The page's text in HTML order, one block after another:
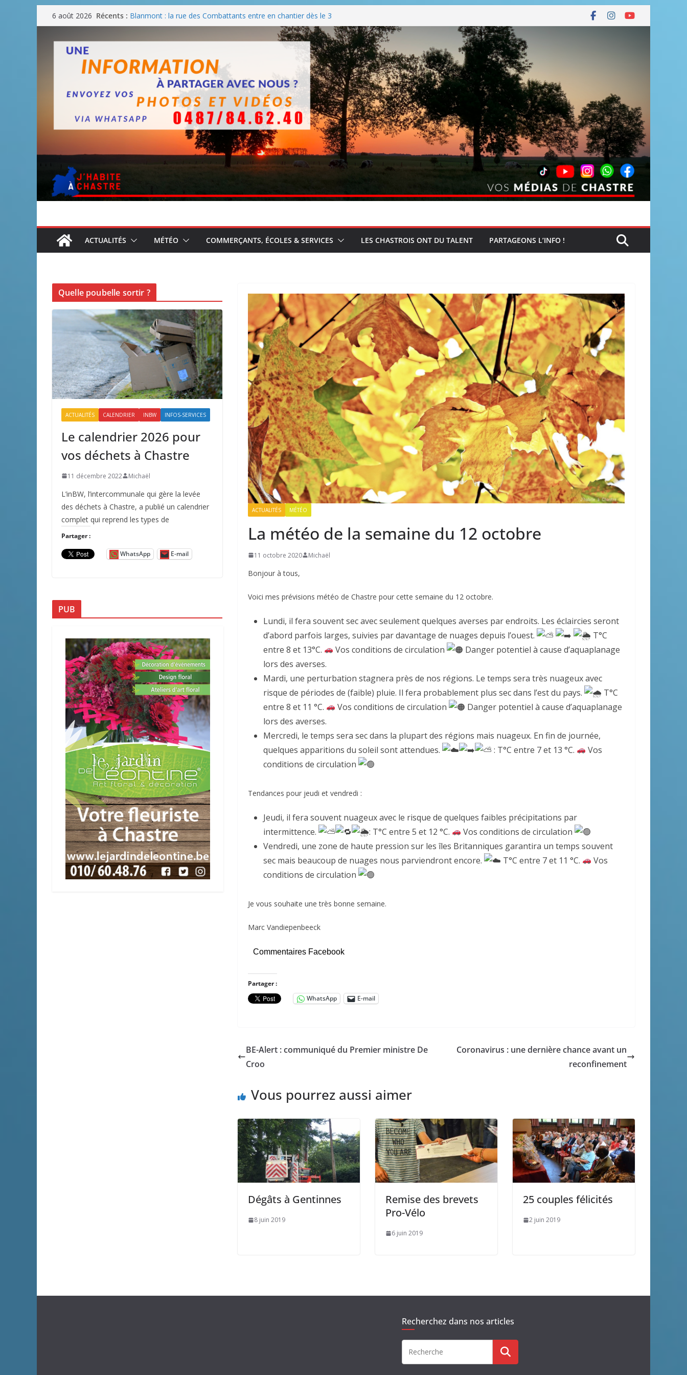
Passer
au
contenu
6 août 2026 Récents : Blanmont : la rue des Combattants entre en chantier dès le 3
août
Une fête nationale sans drache
ACTUALITÉS MÉTÉO COMMERÇANTS, ÉCOLES & SERVICES LES CHASTROIS ONT DU TALENT PARTAGEONS L’INFO !
ACTUALITÉS MÉTÉO
La météo de la semaine du 12 octobre
11 octobre 2020 Michaël
Bonjour à tous,
Voici mes prévisions météo de Chastre pour cette semaine du 12 octobre.
Lundi, il fera souvent sec avec seulement quelques averses par endroits. Les éclaircies seront
d’abord parfois larges, suivies par davantage de nuages depuis l’ouest.
T°C
entre 8 et 13°C.
Vos conditions de circulation
Danger potentiel à cause d’aquaplanage
lors des averses.
Mardi, une perturbation stagnera près de nos régions. Le temps sera très nuageux avec
risque de périodes de (faible) pluie. Il fera probablement plus sec dans l’est du pays.
T°C
entre 8 et 11 °C.
Vos conditions de circulation
Danger potentiel à cause d’aquaplanage
lors des averses.
Mercredi, le temps sera sec dans la plupart des régions mais nuageux. En fin de journée,
quelques apparitions du soleil sont attendues.
: T°C entre 7 et 13 °C.
Vos
conditions de circulation
Tendances pour jeudi et vendredi :
Jeudi, il fera souvent nuageux avec le risque de quelques faibles précipitations par
intermittence.
: T°C entre 5 et 12 °C.
Vos conditions de circulation
Vendredi, une zone de haute pression sur les îles Britanniques garantira un temps souvent
sec mais beaucoup de nuages nous parviendront encore.
T°C entre 7 et 11 °C.
Vos
conditions de circulation
Je vous souhaite une très bonne semaine.
Marc Vandiepenbeeck
Commentaires Facebook
Partager :
WhatsApp
E-mail
BE-Alert : communiqué du Premier ministre De
Croo
Coronavirus : une dernière chance avant un
reconfinement
Vous pourrez aussi aimer
Dégâts à Gentinnes
8 juin 2019
Remise des brevets
Pro-Vélo
6 juin 2019
25 couples félicités
2 juin 2019
Quelle poubelle sortir ?
ACTUALITÉS CALENDRIER INBW INFOS-SERVICES
Le calendrier 2026 pour
vos déchets à Chastre
11 décembre 2022 Michaël
L’inBW, l’intercommunale qui gère la levée
des déchets à Chastre, a publié un calendrier
complet qui reprend les types de
Partager :
WhatsApp E-mail
PUB
Recherchez dans nos articles